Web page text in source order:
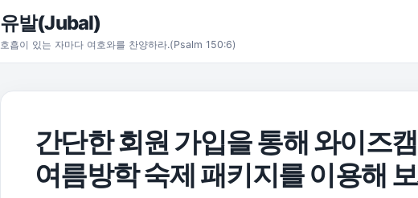
본문으로 건너뛰기
유발(Jubal)
호흡이 있는 자마다 여호와를 찬양하라.(Psalm 150:6)
간단한 회원 가입을 통해 와이즈
여름방학 숙제 패키지를 이용해